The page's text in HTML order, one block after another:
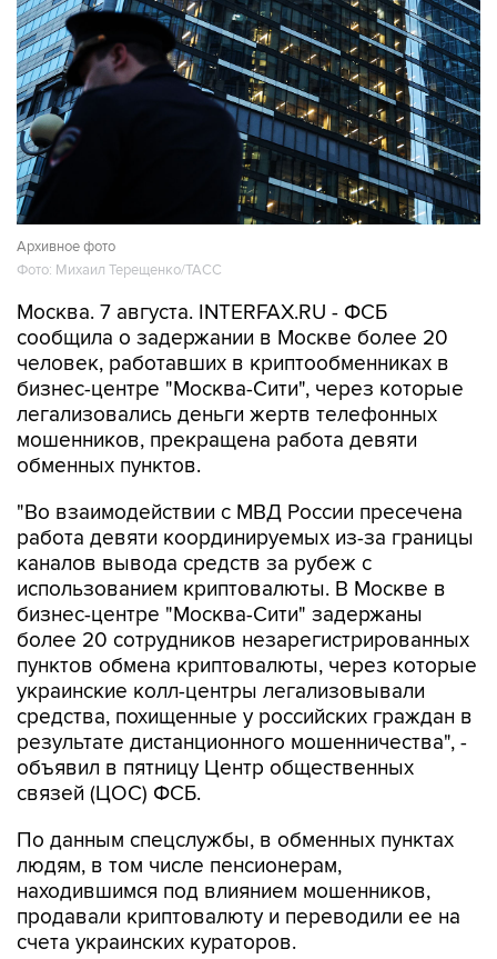
Архивное фото
Фото: Михаил Терещенко/ТАСС
Москва. 7 августа. INTERFAX.RU - ФСБ
сообщила о задержании в Москве более 20
человек, работавших в криптообменниках в
бизнес-центре "Москва-Сити", через которые
легализовались деньги жертв телефонных
мошенников, прекращена работа девяти
обменных пунктов.
"Во взаимодействии с МВД России пресечена
работа девяти координируемых из-за границы
каналов вывода средств за рубеж с
использованием криптовалюты. В Москве в
бизнес-центре "Москва-Сити" задержаны
более 20 сотрудников незарегистрированных
пунктов обмена криптовалюты, через которые
украинские колл-центры легализовывали
средства, похищенные у российских граждан в
результате дистанционного мошенничества", -
объявил в пятницу Центр общественных
связей (ЦОС) ФСБ.
По данным спецслужбы, в обменных пунктах
людям, в том числе пенсионерам,
находившимся под влиянием мошенников,
продавали криптовалюту и переводили ее на
счета украинских кураторов.